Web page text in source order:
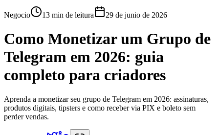
Negocio 13 min de leitura 29 de junio de 2026
Como Monetizar um Grupo de
Telegram em 2026: guia
completo para criadores
Aprenda a monetizar seu grupo de Telegram em 2026: assinaturas,
produtos digitais, tipsters e como receber via PIX e boleto sem
perder vendas.